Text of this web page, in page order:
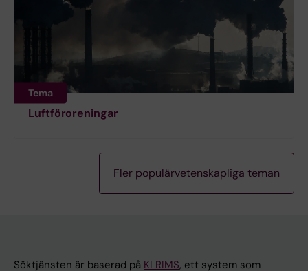
Tema
Luftföroreningar
Fler populärvetenskapliga teman
Söktjänsten är baserad på KI RIMS, ett system som